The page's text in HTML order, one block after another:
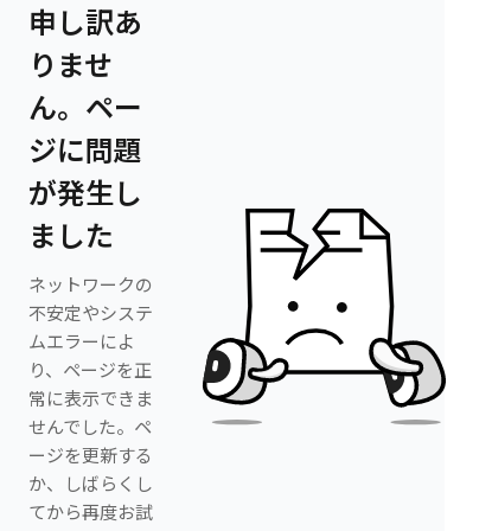
申し訳あ
りませ
ん。ペー
ジに問題
が発生し
ました
ネットワークの
不安定やシステ
ムエラーによ
り、ページを正
常に表示できま
せんでした。ペ
ージを更新する
か、しばらくし
てから再度お試